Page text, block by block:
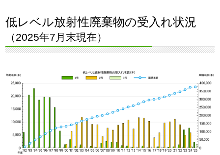
低レベル放射性廃棄物の受入れ状況
（2025年7月末現在）